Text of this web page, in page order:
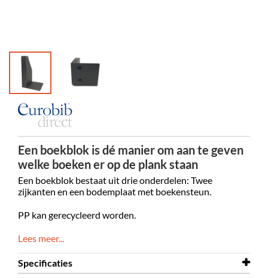
Een boekblok is dé manier om aan te geven
welke boeken er op de plank staan
Een boekblok bestaat uit drie onderdelen: Twee
zijkanten en een bodemplaat met boekensteun.
PP kan gerecycleerd worden.
Lees meer...
Specificaties